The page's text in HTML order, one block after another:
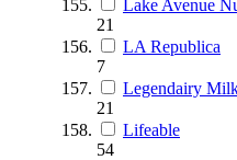
Lake Avenue
21
LA Republica
7
Legendairy
21
Lifeable
54